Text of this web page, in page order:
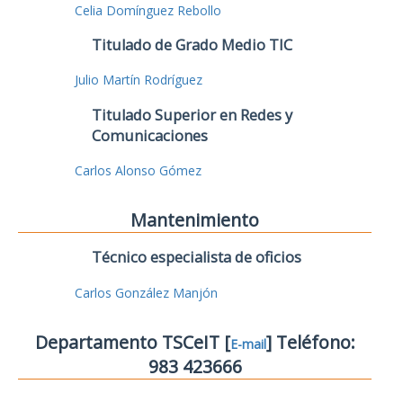
Celia Domínguez Rebollo
Titulado de Grado Medio TIC
Julio Martín Rodríguez
Titulado Superior en Redes y
Comunicaciones
Carlos Alonso Gómez
Mantenimiento
Técnico especialista de oficios
Carlos González Manjón
Departamento TSCeIT [E-mail] Teléfono:
983 423666